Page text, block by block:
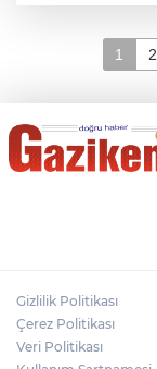
1 2
Gizlilik Politikası
Çerez Politikası
Veri Politikası